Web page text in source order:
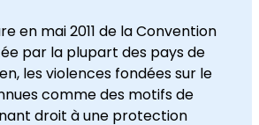
en mai 2011 de la Convention
par la plupart des pays de
les violences fondées sur le
comme des motifs de
droit à une protection